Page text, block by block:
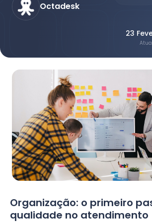
Octadesk
23
Organização: o primeiro
qualidade no atendimento